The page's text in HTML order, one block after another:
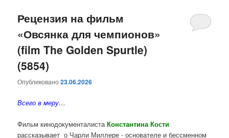
основному
содержимому
дополнительному
содержимому
Рецензия на фильм
«Овсянка для чемпионов»
(film The Golden Spurtle)
(5854)
Опубликовано23.06.2026
Всего в меру…
Фильм кинодокументалистаКонстантина Кости
рассказывает о Чарли Миллере - основателе и бессменном